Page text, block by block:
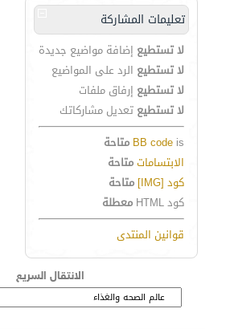
تعليمات المشاركة
لا تستطيع إضافة مواضيع جديدة
لا تستطيع الرد على المواضيع
لا تستطيع إرفاق ملفات
لا تستطيع تعديل مشاركاتك
BB code is
متاحة
الابتساماتمتاحة
كود [IMG]
متاحة
كود HTML
معطلة
قوانين المنتدى
الانتقال السريع